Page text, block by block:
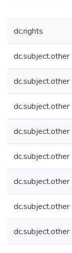
dc.rights
dc.subject.other
dc.subject.other
dc.subject.other
dc.subject.other
dc.subject.other
dc.subject.other
dc.subject.other
dc.subject.other